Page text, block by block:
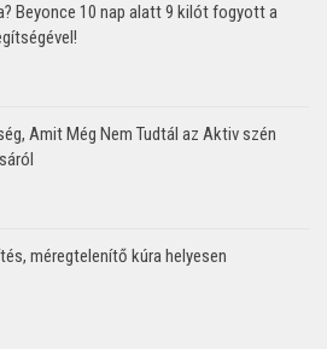
Beyonce 10 nap alatt 9 kilót fogyott a
Amit Még Nem Tudtál az Aktiv szén
méregtelenítő kúra helyesen